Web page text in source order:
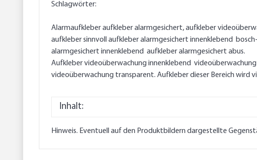
Schlagwörter:
Alarmaufkleber aufkleber alarmgesichert, aufkleber
aufkleber sinnvoll aufkleber alarmgesichert innenklebend
alarmgesichert innenklebend aufkleber alarmgesichert abus.
Aufkleber videoüberwachung innenklebend
videoüberwachung transparent. Aufkleber dieser Bereich
Inhalt:
Hinweis. Eventuell auf den Produktbildern dargestellte